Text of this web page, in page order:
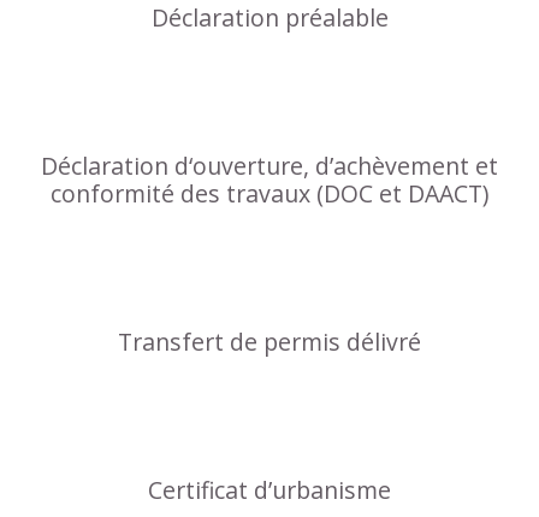
Déclaration préalable
Déclaration d‘ouverture, d’achèvement et
conformité des travaux (DOC et DAACT)
Transfert de permis délivré
Certificat d’urbanisme